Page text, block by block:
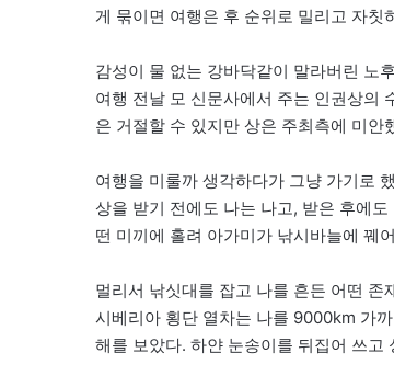
게 묶이면 여행은 후 순위로 밀리고 자칫
감성이 물 없는 강바닥같이 말라버린 노
여행 전날 모 신문사에서 주는 인권상의
은 거절할 수 있지만 상은 주최측에 미안
여행을 미룰까 생각하다가 그냥 가기로
상을 받기 전에도 나는 나고, 받은 후에
떤 미끼에 홀려 아가미가 낚시바늘에 꿰
멀리서 낚싯대를 잡고 나를 흔든 어떤
시베리아 횡단 열차는 나를 9000km 가
해를 보았다. 하얀 눈송이를 뒤집어 쓰